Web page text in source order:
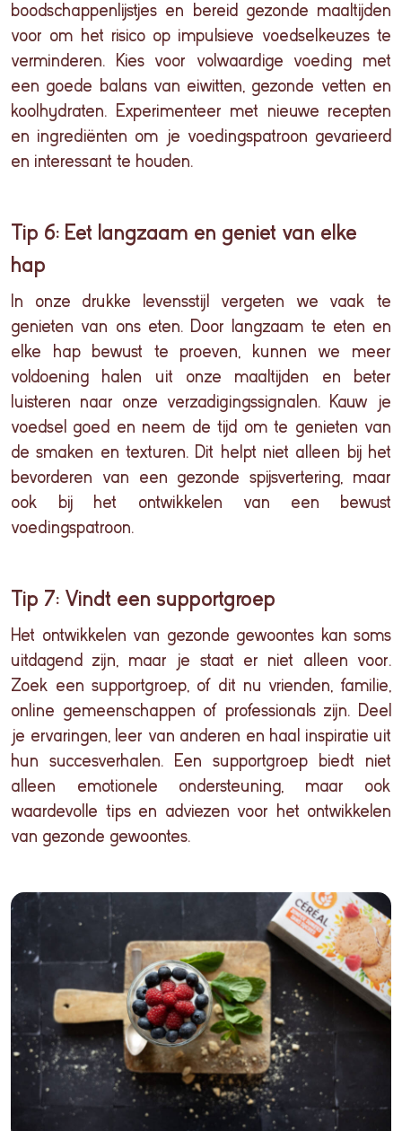
boodschappenlijstjes en bereid gezonde maaltijden
voor om het risico op impulsieve voedselkeuzes te
verminderen. Kies voor volwaardige voeding met
een goede balans van eiwitten, gezonde vetten en
koolhydraten. Experimenteer met nieuwe recepten
en ingrediënten om je voedingspatroon gevarieerd
en interessant te houden.
Tip 6: Eet langzaam en geniet van elke
hap
In onze drukke levensstijl vergeten we vaak
te
genieten van onseten. Door langzaam te eten en
elke hap bewust te proeven, kunnen we meer
voldoening
halen uit onze maaltijden en
beter
luisteren naar onze verzadigingssignalen. Kauw je
voedsel goed en neem detijd omte genieten van
desmaken en texturen. Dit helpt niet alleen bijhet
bevorderen van een gezonde spijsvertering, maar
ook
bij het ontwikkelen van een
bewust
voedingspatroon.
Tip 7: Vindt een supportgroep
Het ontwikkelen van gezonde gewoontes kan soms
uitdagend
zijn, maar je staat er niet alleen voor.
Zoek een supportgroep, of dit nu vrienden, familie,
online gemeenschappen of professionals zijn. Deel
je ervaringen, leer van anderen en haal inspiratie uit
hun
succesverhalen. Een supportgroep biedt
niet
alleen
emotionele ondersteuning, maar ook
waardevolle tips en adviezen voor het ontwikkelen
van gezonde gewoontes.